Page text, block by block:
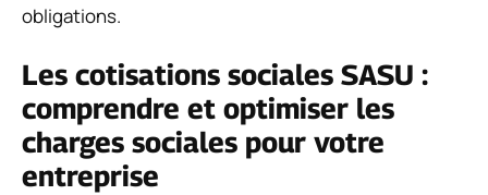
obligations.
Les cotisations sociales SASU :
comprendre et optimiser les
charges sociales pour votre
entreprise